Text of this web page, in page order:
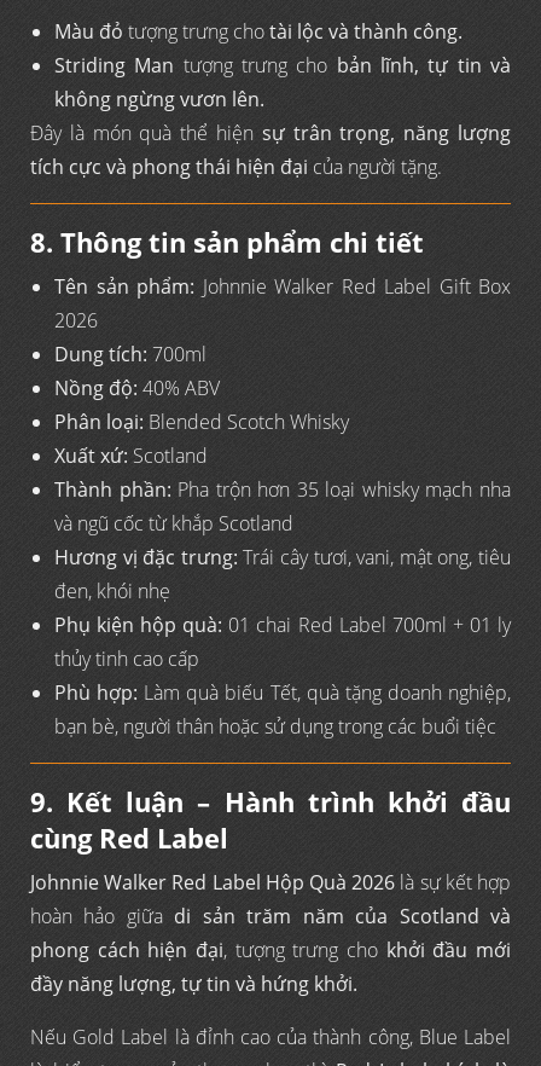
Màu đỏ tượng trưng chotài lộc và thành công.
Striding Man tượng trưng cho bản lĩnh, tự tin và
không ngừng vươn lên.
Đây là món quà thể hiện sự trân trọng, năng lượng
tích cực và phong thái hiện đại của người tặng.
8. Thông tin sản phẩm chi tiết
Tên sản phẩm: Johnnie Walker Red Label Gift Box
2026
Dung tích: 700ml
Nồng độ: 40% ABV
Phân loại: Blended Scotch Whisky
Xuất xứ: Scotland
Thành phần: Pha trộn hơn 35 loại whisky mạch nha
và ngũ cốc từ khắp Scotland
Hương vị đặc trưng: Trái cây tươi, vani, mật ong, tiêu
đen, khói nhẹ
Phụ kiện hộp quà: 01 chai Red Label 700ml + 01 ly
thủy tinh cao cấp
Phù hợp: Làm quà biếu Tết, quà tặng doanh nghiệp,
bạn bè, người thân hoặc sử dụng trong các buổi tiệc
9. Kết luận – Hành trình khởi đầu
cùng Red Label
Johnnie Walker Red Label Hộp Quà 2026 là sự kết hợp
hoàn hảo giữa di sản trăm năm của Scotland và
phong cách hiện đại, tượng trưng cho khởi đầu mới
đầy năng lượng, tự tin và hứng khởi.
Nếu Gold Label là đỉnh cao của thành công, Blue Label